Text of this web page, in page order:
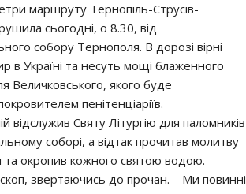
маршруту Тернопіль-Струсів-
сьогодні, о 8.30, від
собору Тернополя. В дорозі вірні
в Україні та несуть мощі блаженного
Величковського, якого буде
пенітенціаріїв.
відслужив Святу Літургію для паломників
соборі, а відтак прочитав молитву
та окропив кожного святою водою.
звертаючись до прочан. – Ми повинні